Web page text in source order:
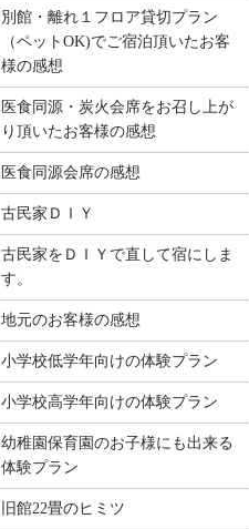
別館・離れ１フロア貸切プラン
（ペットOK)でご宿泊頂いたお客
様の感想
医食同源・炭火会席をお召し上が
り頂いたお客様の感想
医食同源会席の感想
古民家ＤＩＹ
古民家をＤＩＹで直して宿にしま
す。
地元のお客様の感想
小学校低学年向けの体験プラン
小学校高学年向けの体験プラン
幼稚園保育園のお子様にも出来る
体験プラン
旧館22畳のヒミツ